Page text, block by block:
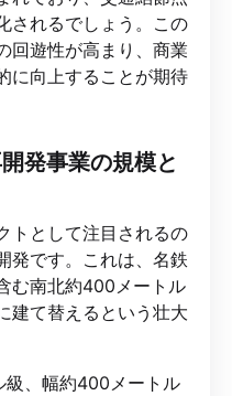
されるでしょう。この
回遊性が高まり、商業
に向上することが期待
発事業の規模と
トとして注目されるの
発です。これは、名鉄
む南北約400メートル
建て替えるという壮大
級、幅約400メートル